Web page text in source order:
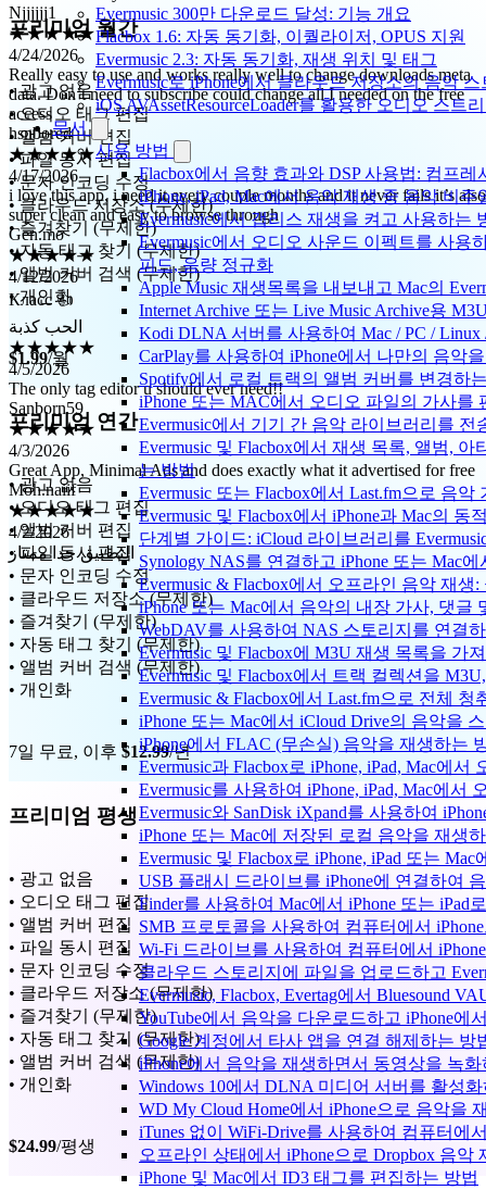
Evermusic 300만 다운로드 달성: 기능 개요
Flacbox 1.6: 자동 동기화, 이퀄라이저, OPUS 지원
Evermusic 2.3: 자동 동기화, 재생 위치 및 태그
Evermusic로 iPhone에서 클라우드 저장소의 음악
iOS AVAssetResourceLoader를 활용한 오디오 스트
문서
사용 방법
Flacbox에서 음향 효과와 DSP 사용법: 컴프
iPhone, iPad, Mac에서 음악 재생 중 음악 비
Evermusic에서 갭리스 재생을 켜고 사용하는
Evermusic에서 오디오 사운드 이펙트를 사
피드, 음량 정규화
Apple Music 재생목록을 내보내고 Mac의
Internet Archive 또는 Live Music Archive용
Kodi DLNA 서버를 사용하여 Mac / PC /
CarPlay를 사용하여 iPhone에서 나만의 음악
Spotify에서 로컬 트랙의 앨범 커버를 변경하
iPhone 또는 MAC에서 오디오 파일의 가사를
Evermusic에서 기기 간 음악 라이브러리를
Evermusic 및 Flacbox에서 재생 목록, 앨범,
는 방법
Evermusic 또는 Flacbox에서 Last.fm으로 음
Evermusic 및 Flacbox에서 iPhone과 Mac의
단계별 가이드: iCloud 라이브러리를
Synology NAS를 연결하고 iPhone 또는 Mac
Evermusic & Flacbox에서 오프라인 음악 재
iPhone 또는 Mac에서 음악의 내장 가사, 댓글
WebDAV를 사용하여 NAS 스토리지를 연결
Evermusic 및 Flacbox에 M3U 재생 목록을 가
Evermusic 및 Flacbox에서 트랙 컬렉션을
Evermusic & Flacbox에서 Last.fm으로 전체 청
iPhone 또는 Mac에서 iCloud Drive의 음악을
iPhone에서 FLAC (무손실) 음악을 재생하는
Evermusic과 Flacbox로 iPhone, iPad, Mac에
Evermusic를 사용하여 iPhone, iPad, Mac에서
Evermusic와 SanDisk iXpand를 사용하여
iPhone 또는 Mac에 저장된 로컬 음악을 재생
Evermusic 및 Flacbox로 iPhone, iPad 또는
USB 플래시 드라이브를 iPhone에 연결하여
Finder를 사용하여 Mac에서 iPhone 또는 iPad
SMB 프로토콜을 사용하여 컴퓨터에서
Wi-Fi 드라이브를 사용하여 컴퓨터에서
클라우드 스토리지에 파일을 업로드하고
Evermusic, Flacbox, Evertag에서 Bluesound
YouTube에서 음악을 다운로드하고 iPhone에
Google 계정에서 타사 앱을 연결 해제하는 방
iPhone에서 음악을 재생하면서 동영상을 녹
Windows 10에서 DLNA 미디어 서버를 활성
WD My Cloud Home에서 iPhone으로 음악을
iTunes 없이 WiFi-Drive를 사용하여 컴퓨터에
오프라인 상태에서 iPhone으로 Dropbox 음악
iPhone 및 Mac에서 ID3 태그를 편집하는 방법
4/24/2026
Really easy to use and works really well to change downloads meta
data. Don’t need to subscribe could change all I needed on the free
access
hsnbored
★★★★★
4/17/2026
i love this app, i need it every couple months and it never fails it’s also
super clean and easy to browse through
Gen.mo
★★★★★
4/12/2026
Класс 👍
الحب كذبة
★★★★★
4/5/2026
The only tag editor u should ever need!!
Sanborn59
★★★★★
4/3/2026
Great App, Minimal Ads and does exactly what it advertised for free
Moh.naiif
★★★★★
4/2/2026
التطبيق جدا ممتاز
프리미엄 월간
• 광고 없음
• 오디오 태그 편집
• 앨범 커버 편집
• 파일 동시 편집
• 문자 인코딩 수정
• 클라우드 저장소 (무제한)
• 즐겨찾기 (무제한)
• 자동 태그 찾기 (무제한)
• 앨범 커버 검색 (무제한)
• 개인화
$1.99/월
프리미엄 연간
• 광고 없음
• 오디오 태그 편집
• 앨범 커버 편집
• 파일 동시 편집
• 문자 인코딩 수정
• 클라우드 저장소 (무제한)
• 즐겨찾기 (무제한)
• 자동 태그 찾기 (무제한)
• 앨범 커버 검색 (무제한)
• 개인화
7일 무료, 이후 $12.99/년
프리미엄 평생
• 광고 없음
• 오디오 태그 편집
• 앨범 커버 편집
• 파일 동시 편집
• 문자 인코딩 수정
• 클라우드 저장소 (무제한)
• 즐겨찾기 (무제한)
• 자동 태그 찾기 (무제한)
• 앨범 커버 검색 (무제한)
• 개인화
$24.99/평생